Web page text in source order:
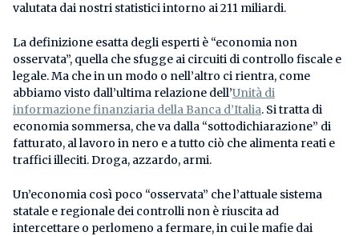
valutata dai nostri statistici intorno ai 211 miliardi.
La definizione esatta degli esperti è “economia non
osservata”, quella che sfugge ai circuiti di controllo fiscale e
legale. Ma che in un modo o nell’altro ci rientra, come
abbiamo visto dall’ultima relazione dell’Unità di
informazione finanziaria della Banca d’Italia. Si tratta di
economia sommersa, che va dalla “sottodichiarazione” di
fatturato, al lavoro in nero e a tutto ciò che alimenta reati e
traffici illeciti. Droga, azzardo, armi.
Un’economia così poco “osservata” che l’attuale sistema
statale e regionale dei controlli non è riuscita ad
intercettare o perlomeno a fermare, in cui le mafie dai